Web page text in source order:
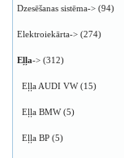
Dzesēšanas sistēma-> (94)
Elektroiekārta-> (274)
Eļļa-> (312)
Eļļa AUDI VW(15)
Eļļa BMW(5)
Eļļa BP (5)